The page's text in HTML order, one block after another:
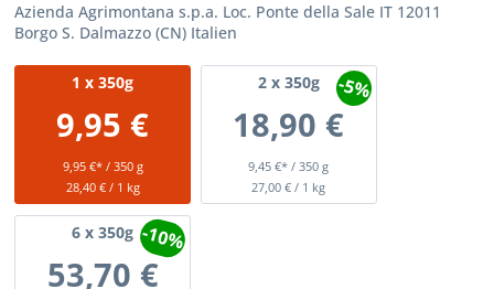
Azienda Agrimontana s.p.a. Loc. Ponte della Sale IT 12011
Borgo S. Dalmazzo (CN) Italien
1 x 350g
9,95 €
9,95 €* / 350 g
28,40 € / 1 kg
2x 350g
18,90 €
9,45 €* / 350 g
-5%
27,00 € / 1 kg
6 x 350g
53,70 €
-10%